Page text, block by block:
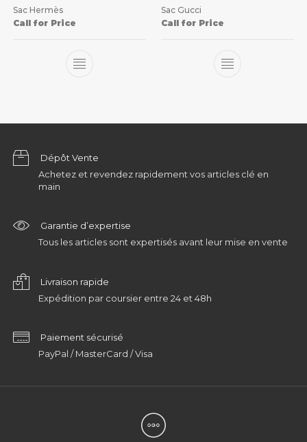
Sac Hermès
Call for Price
Sac Gucci
Call for Price
Dépôt Vente
Achetez et revendez rapidement vos articles clé en
main
Garantie d’expertise
Tous les articles sont expertisés avant leur mise en vente
Livraison rapide
Expédition par coursier entre 24 et 48h
Paiement sécurisé
PayPal / MasterCard / Visa